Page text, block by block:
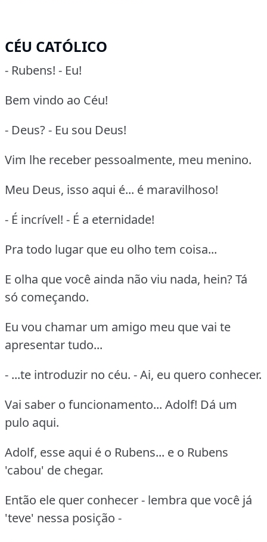
CÉU CATÓLICO
- Rubens! - Eu!
Bem vindo ao Céu!
- Deus? - Eu sou Deus!
Vim lhe receber pessoalmente, meu menino.
Meu Deus, isso aqui é... é maravilhoso!
- É incrível! - É a eternidade!
Pra todo lugar que eu olho tem coisa...
E olha que você ainda não viu nada, hein? Tá
só começando.
Eu vou chamar um amigo meu que vai te
apresentar tudo...
- ...te introduzir no céu. - Ai, eu quero conhecer.
Vai saber o funcionamento... Adolf! Dá um
pulo aqui.
Adolf, esse aqui é o Rubens... e o Rubens
'cabou' de chegar.
Então ele quer conhecer - lembra que você já
'teve' nessa posição -